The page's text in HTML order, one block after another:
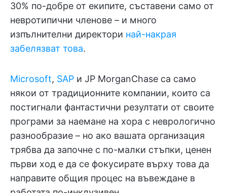
30% по-добре от екипите, съставени само от
невротипични членове – и много
изпълнителни директори най-накрая
забелязват това.
Microsoft, SAP и JP MorganChase са само
някои от традиционните компании, които са
постигнали фантастични резултати от своите
програми за наемане на хора с неврологично
разнообразие – но ако вашата организация
трябва да започне с по-малки стъпки, ценен
първи ход е да се фокусирате върху това да
направите общия процес на въвеждане в